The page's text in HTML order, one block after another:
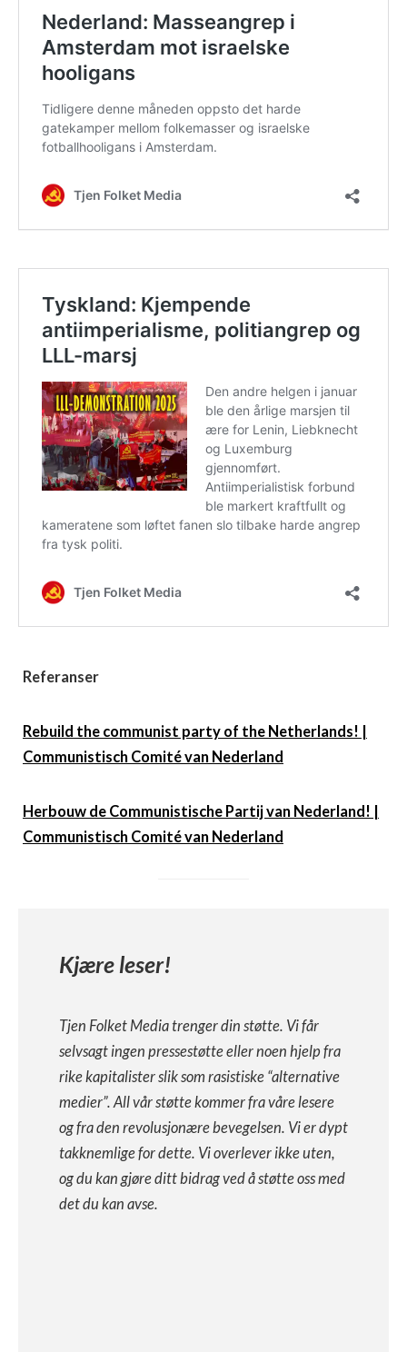
Referanser
Rebuild the communist party of the Netherlands! |
Communistisch Comité van Nederland
Herbouw de Communistische Partij van Nederland! |
Communistisch Comité van Nederland
Kjære leser!
Tjen Folket Media trenger din støtte. Vi får
selvsagt ingen pressestøtte eller noen hjelp fra
rike kapitalister slik som rasistiske “alternative
medier”. All vår støtte kommer fra våre lesere
og fra den revolusjonære bevegelsen. Vi er dypt
takknemlige for dette. Vi overlever ikke uten,
og du kan gjøre ditt bidrag ved å støtte oss med
det du kan avse.